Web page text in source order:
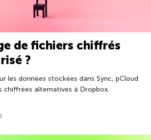
de fichiers chiffrés
?
les données stockées dans Sync, pCloud
chiffrées alternatives à Dropbox.